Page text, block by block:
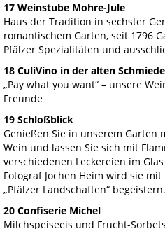
17 Weinstube Mohre-Jule
Haus der Tradition in sechster
romantischem Garten, seit 1796
Pfälzer Spezialitäten und
18 CuliVino in der alten Schmiede
„Pay what you want“ – unsere
Freunde
19 Schloßblick
Genießen Sie in unserem Garten
Wein und lassen Sie sich mit
verschiedenen Leckereien im
Fotograf Jochen Heim wird sie
„Pfälzer Landschaften“ begeistern.
20 Confiserie Michel
Milchspeiseeis und Frucht-